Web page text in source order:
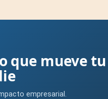
que mueve tu
empresarial.